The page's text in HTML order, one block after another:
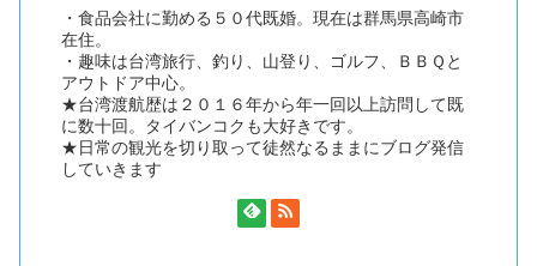
・食品会社に勤める５０代既婚。現在は群馬県高崎市
在住。
・趣味は台湾旅行、釣り、山登り、ゴルフ、ＢＢＱと
アウトドア中心。
★台湾渡航歴は２０１６年から年一回以上訪問して既
に数十回。タイバンコクも大好きです。
★日常の観光を切り取って徒然なるままにブログ発信
していきます